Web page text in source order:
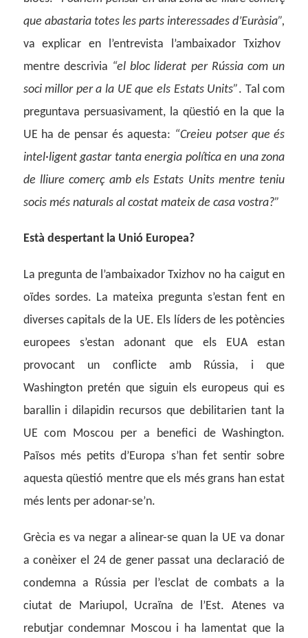
que abastaria totes les parts interessades d’Euràsia”,
va explicar en l’entrevista l’ambaixador Txizhov
mentre descrivia “el bloc liderat per Rússia com un
soci millor per a la UE que els Estats Units”. Tal com
preguntava persuasivament, la qüestió en la que la
UE ha de pensar és aquesta: “Creieu potser que és
intel·ligent gastar tanta energia política en una zona
de lliure comerç amb els Estats Units mentre teniu
socis més naturals al costat mateix de casa vostra?”
Està despertant la Unió Europea?
La pregunta de l’ambaixador Txizhov no ha caigut en
oïdes sordes. La mateixa pregunta s’estan fent en
diverses capitals de la UE. Els líders de les potències
europees s’estan adonant que els EUA estan
provocant un conflicte amb Rússia, i que
Washington pretén que siguin els europeus qui es
barallin i dilapidin recursos que debilitarien tant la
UE com Moscou per a benefici de Washington.
Països més petits d’Europa s’han fet sentir sobre
aquesta qüestió mentre que els més grans han estat
més lents per adonar-se’n.
Grècia es va negar a alinear-se quan la UE va donar
a conèixer el 24 de gener passat una declaració de
condemna a Rússia per l’esclat de combats a la
ciutat de Mariupol, Ucraïna de l’Est. Atenes va
rebutjar condemnar Moscou i ha lamentat que la